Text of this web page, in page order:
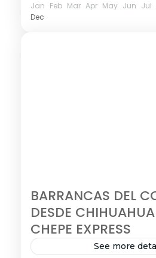
Jan Feb Mar Apr May Jun Jul
Dec
BARRANCAS DEL
DESDE
CHEPE EXPRESS
See more